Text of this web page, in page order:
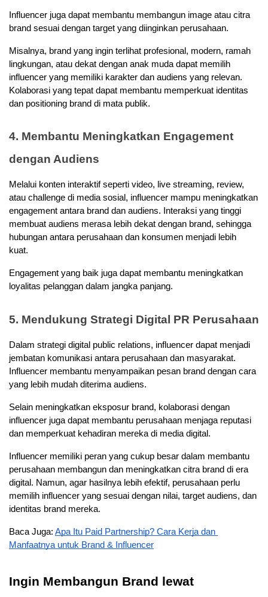
Influencer juga dapat membantu membangun image atau citra
brand sesuai dengan target yang diinginkan perusahaan.
Misalnya, brand yang ingin terlihat profesional, modern, ramah
lingkungan, atau dekat dengan anak muda dapat memilih
influencer yang memiliki karakter dan audiens yang relevan.
Kolaborasi yang tepat dapat membantu memperkuat identitas
dan positioning brand di mata publik.
4. Membantu Meningkatkan Engagement
dengan Audiens
Melalui konten interaktif seperti video, live streaming, review,
atau challenge di media sosial, influencer mampu meningkatkan
engagement antara brand dan audiens. Interaksi yang tinggi
membuat audiens merasa lebih dekat dengan brand, sehingga
hubungan antara perusahaan dan konsumen menjadi lebih
kuat.
Engagement yang baik juga dapat membantu meningkatkan
loyalitas pelanggan dalam jangka panjang.
5. Mendukung Strategi Digital PR Perusahaan
Dalam strategi digital public relations, influencer dapat menjadi
jembatan komunikasi antara perusahaan dan masyarakat.
Influencer membantu menyampaikan pesan brand dengan cara
yang lebih mudah diterima audiens.
Selain meningkatkan eksposur brand, kolaborasi dengan
influencer juga dapat membantu perusahaan menjaga reputasi
dan memperkuat kehadiran mereka di media digital.
Influencer memiliki peran yang cukup besar dalam membantu
perusahaan membangun dan meningkatkan citra brand di era
digital. Namun, agar hasilnya lebih efektif, perusahaan perlu
memilih influencer yang sesuai dengan nilai, target audiens, dan
identitas brand mereka.
Baca Juga: Apa Itu Paid Partnership? Cara Kerja dan
Manfaatnya untuk Brand & Influencer
Ingin Membangun Brand lewat